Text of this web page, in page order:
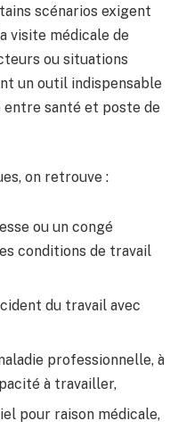
scénarios exigent
visite médicale de
ou situations
un outil indispensable
santé et poste de
on retrouve :
ou un congé
conditions de travail
du travail avec
professionnelle, à
à travailler,
pour raison médicale,